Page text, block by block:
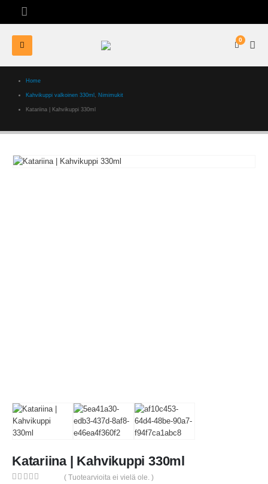
0
Home
Kahvikuppi valkoinen 330ml , Nimimukit
Katariina | Kahvikuppi 330ml
Katariina | Kahvikuppi 330ml
( Tuotearvioita ei vielä ole. )